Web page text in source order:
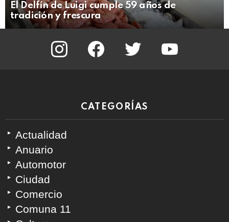
El Delfín de Luigi cumple 59 años de
tradición y frescura
instagram facebook twitter youtube
CATEGORÍAS
Actualidad
Anuario
Automotor
Ciudad
Comercio
Comuna 11